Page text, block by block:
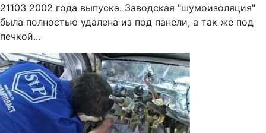
21103 2002 года выпуска. Заводская "шумоизоляция"
была полностью удалена из под панели, а так же под
печкой...